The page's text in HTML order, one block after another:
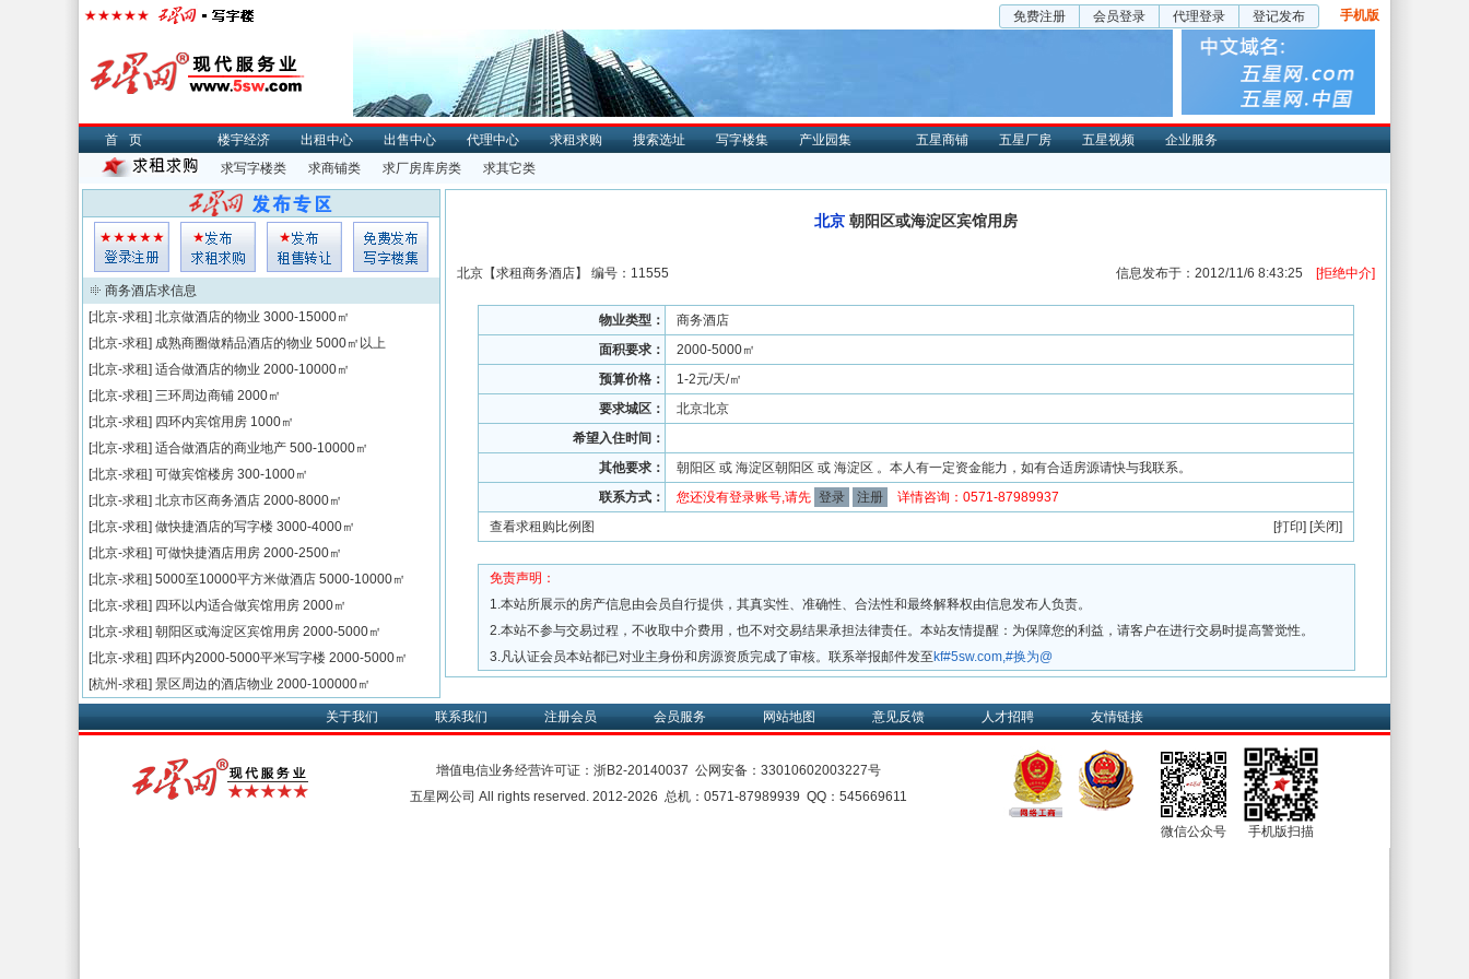
免费注册 会员登录 代理登录 登记发布 手机版
首页 楼宇经济 出租中心 出售中心 代理中心 求租求购 搜索选址 写字楼集 产业园集 五星商铺 五星厂房 五星视频
企业服务
求写字楼类
求商铺类 求厂房库房类 求其它类
北京 朝阳区或海淀区宾馆用房
信息发布于：2012/11/6 8:43:25 [拒绝中介]
北京【求租商务酒店】 编号：11555
物业类型：
商务酒店
面积要求：
2000-5000㎡
预算价格：
1-2元/天/㎡
要求城区：
北京北京
希望入住时间：
其他要求：
朝阳区 或 海淀区朝阳区 或 海淀区 。本人有一定资金能力，如有合适房源请快与我联系。
联系方式：
您还没有登录账号,请先 登录 注册
详情咨询：0571-87989937
查看求租购比例图
[打印] [关闭]
免责声明：
1.本站所展示的房产信息由会员自行提供，其真实性、准确性、合法性和最终解释权由信息发布人负责。
2.本站不参与交易过程，不收取中介费用，也不对交易结果承担法律责任。本站友情提醒：为保障您的利益，请客户在进行交易时提高警觉性。
3.凡认证会员本站都已对业主身份和房源资质完成了审核。联系举报邮件发至 kf#5sw.com,#换为@
商务酒店求信息
[北京-求租] 北京做酒店的物业 3000-15000㎡
[北京-求租] 成熟商圈做精品酒店的物业 5000㎡以上
[北京-求租] 适合做酒店的物业 2000-10000㎡
[北京-求租] 三环周边商铺 2000㎡
[北京-求租] 四环内宾馆用房 1000㎡
[北京-求租] 适合做酒店的商业地产 500-10000㎡
[北京-求租] 可做宾馆楼房 300-1000㎡
[北京-求租] 北京市区商务酒店 2000-8000㎡
[北京-求租] 做快捷酒店的写字楼 3000-4000㎡
[北京-求租] 可做快捷酒店用房 2000-2500㎡
[北京-求租] 5000至10000平方米做酒店 5000-10000㎡
[北京-求租] 四环以内适合做宾馆用房 2000㎡
[北京-求租] 朝阳区或海淀区宾馆用房 2000-5000㎡
[北京-求租] 四环内2000-5000平米写字楼 2000-5000㎡
[杭州-求租] 景区周边的酒店物业 2000-100000㎡
关于我们 联系我们 注册会员 会员服务 网站地图 意见反馈 人才招聘 友情链接
增值电信业务经营许可证： 浙B2-20140037 公网安备： 33010602003227号
五星网公司 All rights reserved. 2012-2026 总机：0571-87989939 QQ：545669611
微信公众号 手机版扫描